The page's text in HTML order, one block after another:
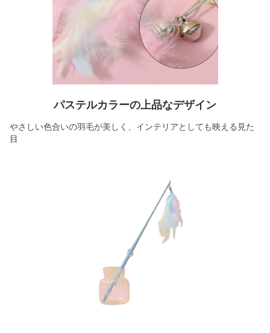
パステルカラーの上品なデザイン
やさしい色合いの羽毛が美しく、インテリアとしても映える見た
目